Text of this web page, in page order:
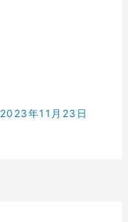
2023年11月23日